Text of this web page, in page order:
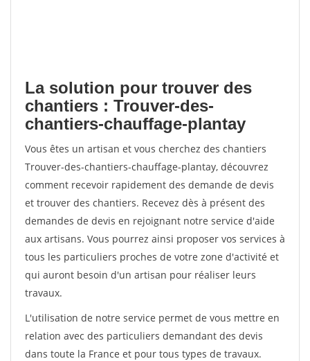
La solution pour trouver des
chantiers : Trouver-des-
chantiers-chauffage-plantay
Vous êtes un artisan et vous cherchez des chantiers
Trouver-des-chantiers-chauffage-plantay, découvrez
comment recevoir rapidement des demande de devis
et trouver des chantiers. Recevez dès à présent des
demandes de devis en rejoignant notre service d'aide
aux artisans. Vous pourrez ainsi proposer vos services à
tous les particuliers proches de votre zone d'activité et
qui auront besoin d'un artisan pour réaliser leurs
travaux.
L'utilisation de notre service permet de vous mettre en
relation avec des particuliers demandant des devis
dans toute la France et pour tous types de travaux.